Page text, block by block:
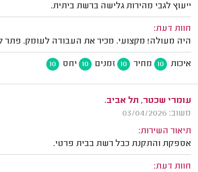
ייעוץ לגבי מהירות גלישה ברשת ביתית.
חוות דעת:
היה מעולה! מקצועי. מכיר את העבודה לעומק. פתר
איכות 10 מחיר 10 זמנים 10 יחס 10
עומרי שכטר, תל אביב.
משוב: 03/04/2026
תיאור השירות:
אספקת והתקנת כבל רשת בבית פרטי.
חוות דעת: